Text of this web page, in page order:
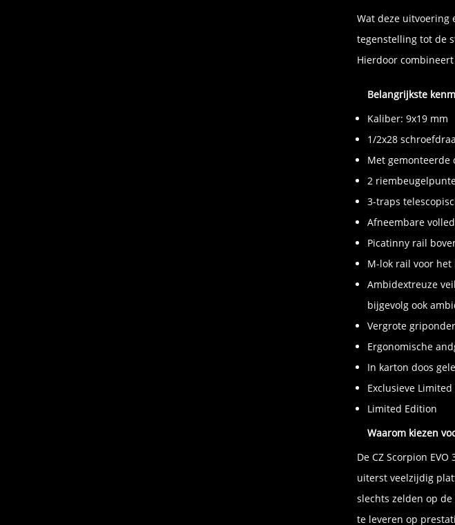
Wat deze uitvoering
tegenstelling tot de
Hierdoor
Belangrijkste
Kaliber: 9x19 mm
1/2x28
Met gemonteerde
2
3-traps
Afneembare
Picatinny rail
M-lok rail voor
Ambidextreuze
bijgevolg ook
Vergrote
Ergonomische
In karton doos
Exclusieve
Limited Edition
Waarom kiezen
De CZ Scorpion
uiterst veelzijdig
slechts zelden op
te leveren op